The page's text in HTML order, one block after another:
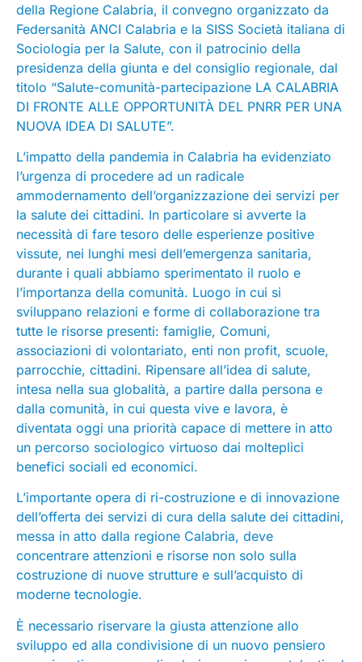
della Regione Calabria, il convegno organizzato da
Federsanità ANCI Calabria e la SISS Società italiana di
Sociologia per la Salute, con il patrocinio della
presidenza della giunta e del consiglio regionale, dal
titolo “Salute-comunità-partecipazione LA CALABRIA
DI FRONTE ALLE OPPORTUNITÀ DEL PNRR PER UNA
NUOVA IDEA DI SALUTE”.
L’impatto della pandemia in Calabria ha evidenziato
l’urgenza di procedere ad un radicale
ammodernamento dell’organizzazione dei servizi per
la salute dei cittadini. In particolare si avverte la
necessità di fare tesoro delle esperienze positive
vissute, nei lunghi mesi dell’emergenza sanitaria,
durante i quali abbiamo sperimentato il ruolo e
l’importanza della comunità. Luogo in cui si
sviluppano relazioni e forme di collaborazione tra
tutte le risorse presenti: famiglie, Comuni,
associazioni di volontariato, enti non profit, scuole,
parrocchie, cittadini. Ripensare all’idea di salute,
intesa nella sua globalità, a partire dalla persona e
dalla comunità, in cui questa vive e lavora, è
diventata oggi una priorità capace di mettere in atto
un percorso sociologico virtuoso dai molteplici
benefici sociali ed economici.
L’importante opera di ri-costruzione e di innovazione
dell’offerta dei servizi di cura della salute dei cittadini,
messa in atto dalla regione Calabria, deve
concentrare attenzioni e risorse non solo sulla
costruzione di nuove strutture e sull’acquisto di
moderne tecnologie.
È necessario riservare la giusta attenzione allo
sviluppo ed alla condivisione di un nuovo pensiero